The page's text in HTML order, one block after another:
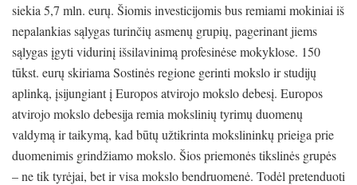
siekia 5,7 mln. eurų. Šiomis investicijomis bus remiami mokiniai iš
nepalankias sąlygas turinčių asmenų grupių, pagerinant jiems
sąlygas įgyti vidurinį išsilavinimą profesinėse mokyklose. 150
tūkst. eurų skiriama Sostinės regione gerinti mokslo ir studijų
aplinką, įsijungiant į Europos atvirojo mokslo debesį. Europos
atvirojo mokslo debesija remia mokslinių tyrimų duomenų
valdymą ir taikymą, kad būtų užtikrinta mokslininkų prieiga prie
duomenimis grindžiamo mokslo. Šios priemonės tikslinės grupės
– ne tik tyrėjai, bet ir visa mokslo bendruomenė. Todėl pretenduoti